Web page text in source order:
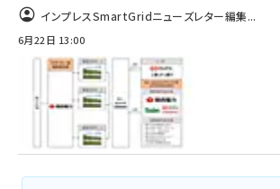
インプレスSmartGridニューズレター編集...
6月22日 13:00